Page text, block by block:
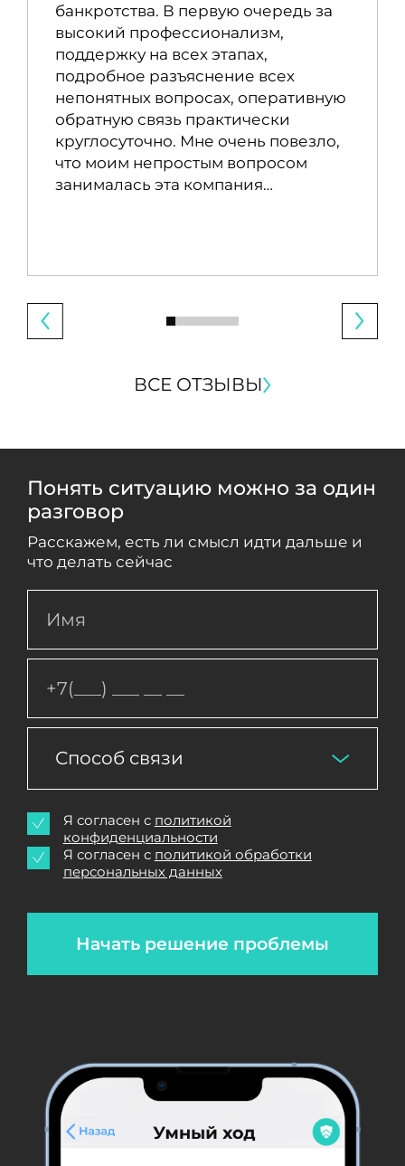
банкротства. В первую очередь за
высокий профессионализм,
поддержку на всех этапах,
подробное разъяснение всех
непонятных вопросах, оперативную
обратную связь практически
круглосуточно. Мне очень повезло,
что моим непростым вопросом
занималась эта компания…
ВСЕ ОТЗЫВЫ
Понять ситуацию можно за один
разговор
Расскажем, есть ли смысл идти дальше и
что делать сейчас
Способ связи
Начать решение проблемы
Я согласен с политикой
конфиденциальности
Я согласен с политикой обработки
персональных данных